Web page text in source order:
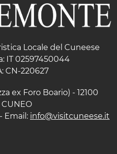
Locale del Cuneese
IT 02597450044
CN-220627
ex Foro Boario) - 12100
CUNEO
Email: info@visitcuneese.it